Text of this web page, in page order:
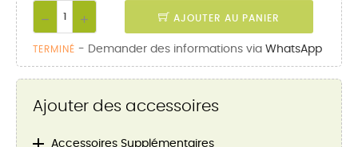
AJOUTER AU PANIER
TERMINÉ - Demander des informations via WhatsApp
Ajouter des accessoires
Accessoires Supplémentaires